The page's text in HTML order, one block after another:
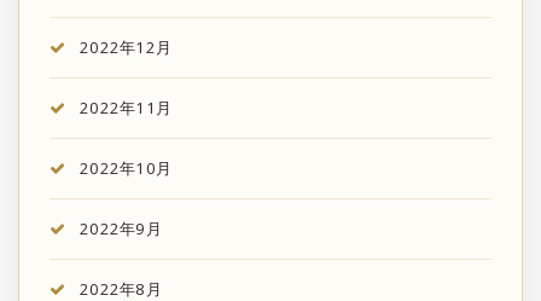
2022年12月
2022年11月
2022年10月
2022年9月
2022年8月